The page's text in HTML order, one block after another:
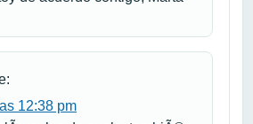
12:38 pm